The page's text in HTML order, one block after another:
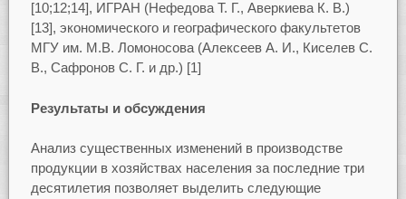
[10;12;14], ИГРАН (Нефедова Т. Г., Аверкиева К. В.)
[13], экономического и географического факультетов
МГУ им. М.В. Ломоносова (Алексеев А. И., Киселев С.
В., Сафронов С. Г. и др.) [1]
Результаты и обсуждения
Анализ существенных изменений в производстве
продукции в хозяйствах населения за последние три
десятилетия позволяет выделить следующие